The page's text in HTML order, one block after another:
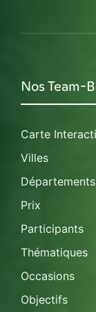
Nos Team-
Carte
Villes
Départements
Prix
Participants
Thématiques
Occasions
Objectifs